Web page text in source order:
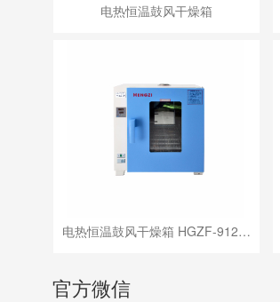
电热恒温鼓风干燥箱
电热恒温鼓风干燥箱 HGZF-912…
官方微信